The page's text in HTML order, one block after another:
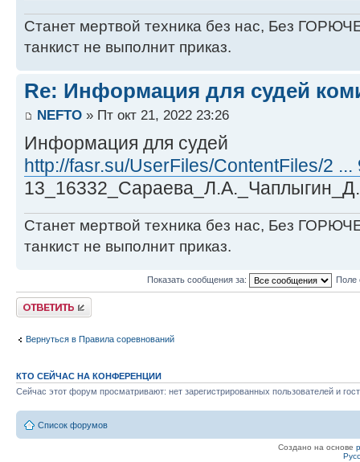
Станет мертвой техника без нас, Без
танкист не выполнит приказ.
Re: Информация для судей
NEFTO » Пт окт 21, 2022 23:26
Информация для судей
http://fasr.su/UserFiles/ContentFiles/2 ...
Станет мертвой техника без нас, Без
танкист не выполнит приказ.
Показать сообщения за: Поле
Ответить
Вернуться в Правила соревнований
КТО СЕЙЧАС НА КОНФЕРЕНЦИИ
Сейчас этот форум просматривают: нет зарегистрированных пользователей и
Список форумов
Создано на основе